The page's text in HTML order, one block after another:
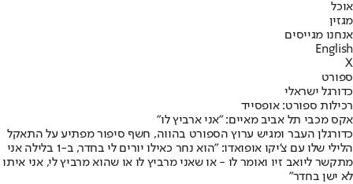
אוכל
מגזין
אנחנו מגייסים
English
X
ספורט
כדורגל ישראלי
רכילות ספורט: אופסייד
אקס מכבי תל אביב מאיים: "אני ארביץ לו"
כדורגלן העבר ומגיש ערוץ הספורט בהווה, חשף סיפור מפתיע על התאקל
הלילי שלו עם צ'יקו אופואדו: "הוא נחר כאילו יורים לי בחדר, ב-1 בלילה אני
מתקשר ליואב זיו ואומר לו - או שאני מרביץ לו או שהוא מרביץ לי, אני איתו
לא ישן בחדר"